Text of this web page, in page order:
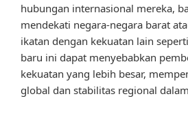
hubungan internasional mereka,
mendekati negara-negara barat
ikatan dengan kekuatan lain
baru ini dapat menyebabkan
kekuatan yang lebih besar,
global dan stabilitas regional